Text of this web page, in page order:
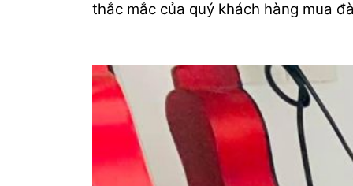
thắc mắc của quý khách hàng mua